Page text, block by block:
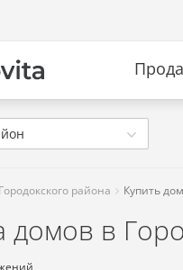
района Купить
домов в